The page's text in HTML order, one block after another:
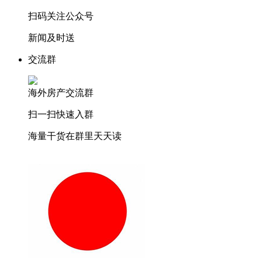
扫码关注公众号
新闻及时送
交流群
海外房产交流群
扫一扫快速入群
海量干货在群里天天读